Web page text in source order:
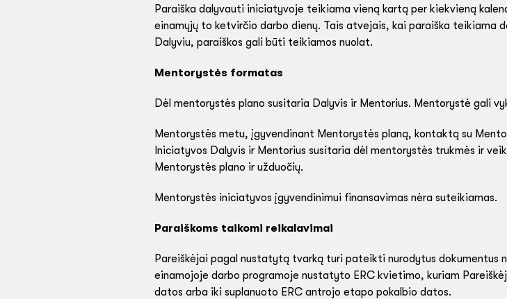
Paraiška dalyvauti iniciatyvoje teikiama vieną kartą per kiekvieną
einamųjų to ketvirčio darbo dienų. Tais atvejais, kai paraiška teikiama
Dalyviu, paraiškos gali būti teikiamos nuolat.
Mentorystės formatas
Dėl mentorystės plano susitaria Dalyvis ir Mentorius. Mentorystė gali
Mentorystės metu, įgyvendinant Mentorystės planą, kontaktą su
Iniciatyvos Dalyvis ir Mentorius susitaria dėl mentorystės trukmės ir
Mentorystės plano ir užduočių.
Mentorystės iniciatyvos įgyvendinimui finansavimas nėra suteikiamas.
Paraiškoms taikomi reikalavimai
Pareiškėjai pagal nustatytą tvarką turi pateikti nurodytus dokumentus
einamojoje darbo programoje nustatyto ERC kvietimo, kuriam
datos arba iki suplanuoto ERC antrojo etapo pokalbio datos.